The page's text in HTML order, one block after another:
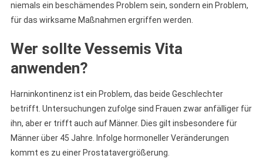
niemals ein beschämendes Problem sein, sondern ein Problem,
für das wirksame Maßnahmen ergriffen werden.
Wer sollte Vessemis Vita
anwenden?
Harninkontinenz ist ein Problem, das beide Geschlechter
betrifft. Untersuchungen zufolge sind Frauen zwar anfälliger für
ihn, aber er trifft auch auf Männer. Dies gilt insbesondere für
Männer über 45 Jahre. Infolge hormoneller Veränderungen
kommt es zu einer Prostatavergrößerung.